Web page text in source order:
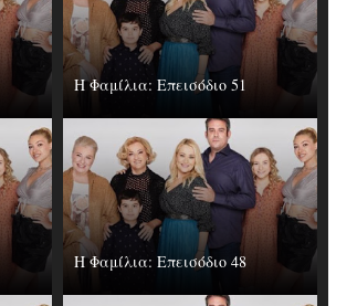
Η Φαμίλια: Επεισόδιο 51
Η Φαμίλια: Επεισόδιο 48